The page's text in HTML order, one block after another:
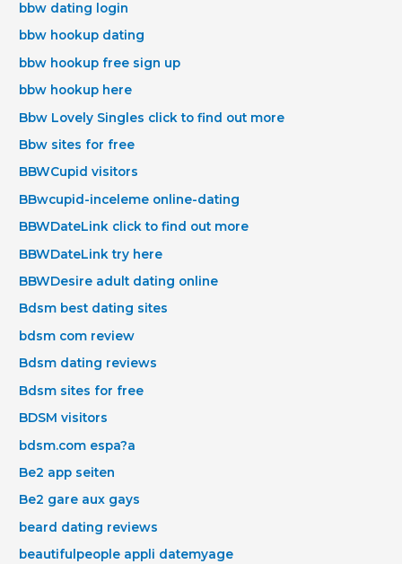
bbw dating login
bbw hookup dating
bbw hookup free sign up
bbw hookup here
Bbw Lovely Singles click to find out more
Bbw sites for free
BBWCupid visitors
BBwcupid-inceleme online-dating
BBWDateLink click to find out more
BBWDateLink try here
BBWDesire adult dating online
Bdsm best dating sites
bdsm com review
Bdsm dating reviews
Bdsm sites for free
BDSM visitors
bdsm.com espa?a
Be2 app seiten
Be2 gare aux gays
beard dating reviews
beautifulpeople appli datemyage